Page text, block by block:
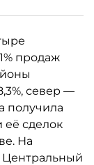
продаж
север —
получила
её сделок
На
Центральный